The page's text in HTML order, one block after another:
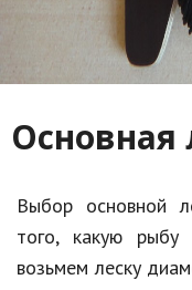
Юриспруденция
Наука и
Основная
Выбор основной
того, какую
возьмем леску